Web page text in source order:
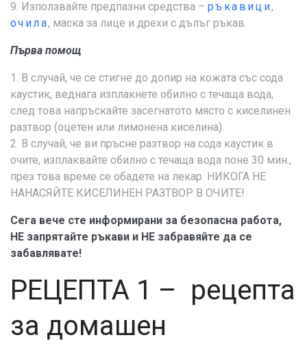
9. Използвайте предпазни средства – ръкавици,
очила, маска за лице и дрехи с дълъг ръкав.
Първа помощ
1. В случай, че се стигне до допир на кожата със сода
каустик, веднага изплакнете обилно с течаща вода,
след това напръскайте засегнатото място с киселинен
разтвор (оцетен или лимонена киселина).
2. В случай, че ви пръсне разтвор на сода каустик в
очите, изплаквайте обилно с течаща вода поне 30 мин.,
през това време се обадете на лекар. НИКОГА НЕ
НАНАСЯЙТЕ КИСЕЛИНЕН РАЗТВОР В ОЧИТЕ!
Сега вече сте информирани за безопасна работа,
НЕ запрятайте ръкави и НЕ забравяйте да се
забавлявате!
РЕЦЕПТА 1 – рецепта
за домашен